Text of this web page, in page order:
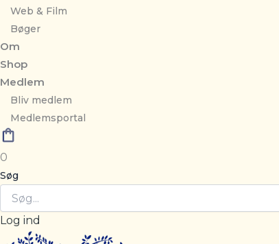
Web & Film
Bøger
Om
Shop
Medlem
Bliv medlem
Medlemsportal
0
Søg
Log ind